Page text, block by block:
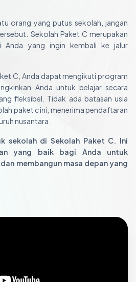
orang yang putus sekolah, jangan
Sekolah Paket C merupakan
Anda yang ingin kembali ke jalur
C, Anda dapat mengikuti program
Anda untuk belajar secara
fleksibel. Tidak ada batasan usia
paket c ini, menerima pendaftaran
nusantara.
sekolah di Sekolah Paket C. Ini
yang baik bagi Anda untuk
membangun masa depan yang